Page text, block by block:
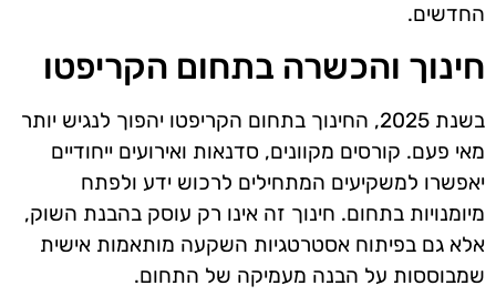
החדשים.
חינוך והכשרה בתחום הקריפטו
בשנת 2025, החינוך בתחום הקריפטו יהפוך לנגיש יותר
מאי פעם. קורסים מקוונים, סדנאות ואירועים ייחודיים
יאפשרו למשקיעים המתחילים לרכוש ידע ולפתח
מיומנויות בתחום. חינוך זה אינו רק עוסק בהבנת השוק,
אלא גם בפיתוח אסטרטגיות השקעה מותאמות אישית
שמבוססות על הבנה מעמיקה של התחום.